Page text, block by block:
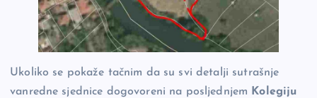
Ukoliko se pokaže tačnim da su svi detalji sutrašnje
vanredne sjednice dogovoreni na posljednjem
Kolegiju